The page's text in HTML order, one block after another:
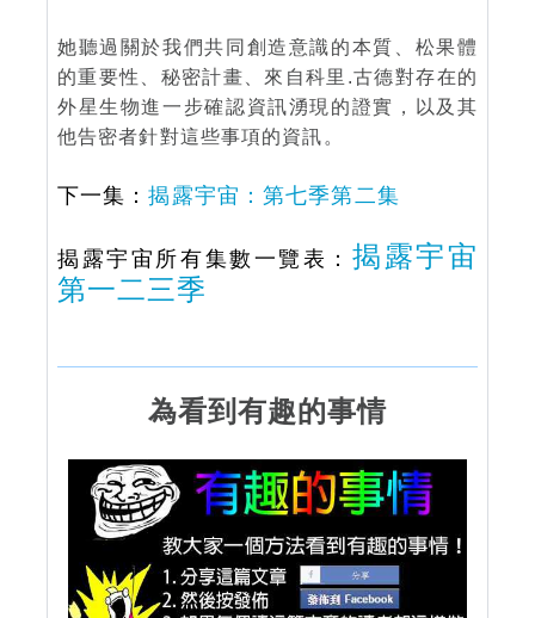
她聽過關於我們共同創造意識的本質、松果體
的重要性、秘密計畫、來自科里.古德對存在的
外星生物進一步確認資訊湧現的證實，以及其
他告密者針對這些事項的資訊。
下一集：揭露宇宙：第七季第二集
揭露宇宙所有集數一覽表：揭露宇宙
第一二三季
為看到有趣的事情